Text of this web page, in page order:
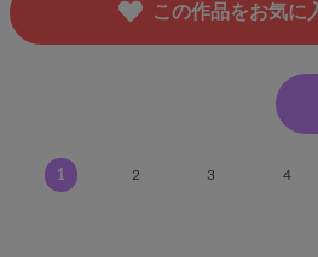
この作品をお気に
1 2 3 4